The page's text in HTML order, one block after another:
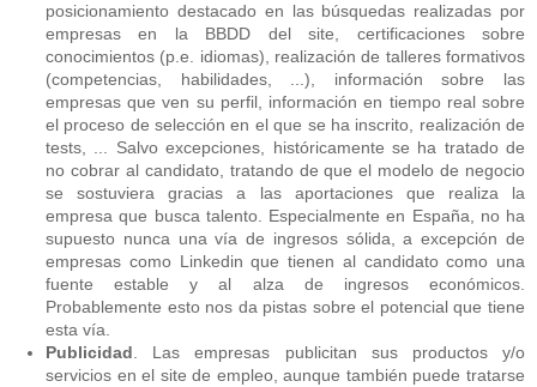
posicionamiento destacado en las búsquedas realizadas por
empresas en la BBDD del site, certificaciones sobre
conocimientos (p.e. idiomas), realización de talleres formativos
(competencias, habilidades, ...), información sobre las
empresas que ven su perfil, información en tiempo real sobre
el proceso de selección en el que se ha inscrito, realización de
tests, ... Salvo excepciones, históricamente se ha tratado de
no cobrar al candidato, tratando de que el modelo de negocio
se sostuviera gracias a las aportaciones que realiza la
empresa que busca talento. Especialmente en España, no ha
supuesto nunca una vía de ingresos sólida, a excepción de
empresas como Linkedin que tienen al candidato como una
fuente estable y al alza de ingresos económicos.
Probablemente esto nos da pistas sobre el potencial que tiene
esta vía.
Publicidad. Las empresas publicitan sus productos y/o
servicios en el site de empleo, aunque también puede tratarse